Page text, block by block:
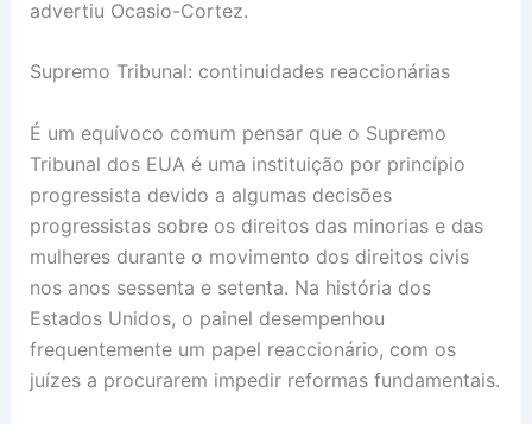
advertiu Ocasio-Cortez.
Supremo Tribunal: continuidades reaccionárias
É um equívoco comum pensar que o Supremo
Tribunal dos EUA é uma instituição por princípio
progressista devido a algumas decisões
progressistas sobre os direitos das minorias e das
mulheres durante o movimento dos direitos civis
nos anos sessenta e setenta. Na história dos
Estados Unidos, o painel desempenhou
frequentemente um papel reaccionário, com os
juízes a procurarem impedir reformas fundamentais.